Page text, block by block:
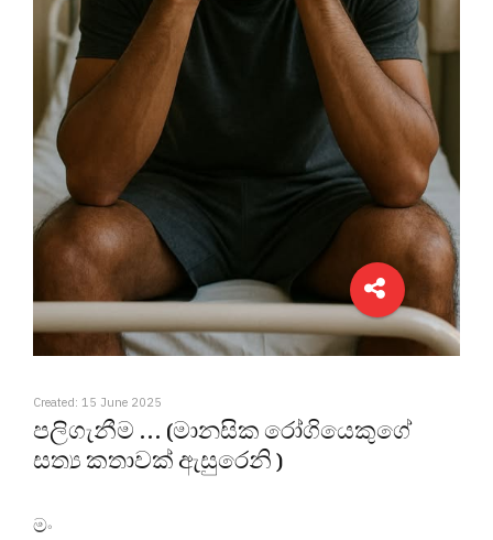
Created: 15 June 2025
පලිගැනීම ... (මානසික රෝගියෙකුගේ
සත්‍ය කතාවක් ඇසුරෙනි )
මං